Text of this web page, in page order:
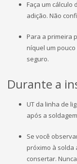
Faça um cálculo
adição. Não
Para a primeira
níquel um
seguro.
Durante a
UT da linha de
após a
Se você
próximo à solda
consertar.